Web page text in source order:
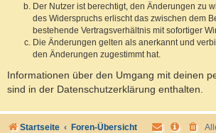
Der Nutzer ist berechtigt, den Änderungen zu
des Widerspruchs erlischt das zwischen dem
bestehende Vertragsverhältnis mit sofortiger
Die Änderungen gelten als anerkannt und
den Änderungen zugestimmt hat.
Informationen über den Umgang mit deinen
sind in der Datenschutzerklärung enthalten.
Startseite Foren-Übersicht